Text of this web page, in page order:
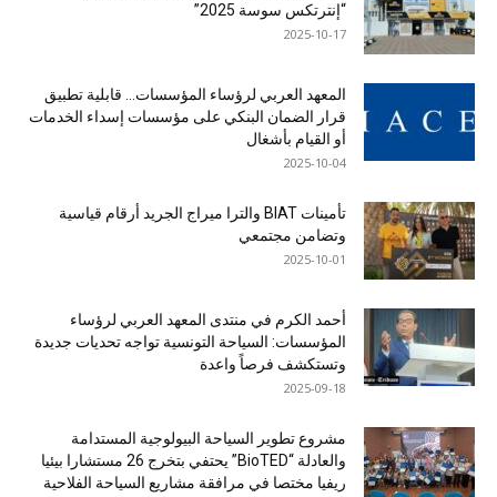
“إنترتكس سوسة 2025”
2025-10-17
المعهد العربي لرؤساء المؤسسات… قابلية تطبيق
قرار الضمان البنكي على مؤسسات إسداء الخدمات
أو القيام بأشغال
2025-10-04
تأمينات BIAT والترا ميراج الجريد أرقام قياسية
وتضامن مجتمعي
2025-10-01
أحمد الكرم في منتدى المعهد العربي لرؤساء
المؤسسات: السياحة التونسية تواجه تحديات جديدة
وتستكشف فرصاً واعدة
2025-09-18
مشروع تطوير السياحة البيولوجية المستدامة
والعادلة “BioTED” يحتفي بتخرج 26 مستشارا بيئيا
ريفيا مختصا في مرافقة مشاريع السياحة الفلاحية